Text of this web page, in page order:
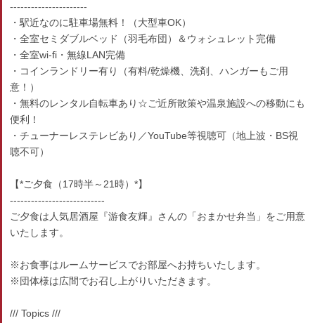
----------------------
・駅近なのに駐車場無料！（大型車OK）
・全室セミダブルベッド（羽毛布団）＆ウォシュレット完備
・全室wi-fi・無線LAN完備
・コインランドリー有り（有料/乾燥機、洗剤、ハンガーもご用
意！）
・無料のレンタル自転車あり☆ご近所散策や温泉施設への移動にも
便利！
・チューナーレステレビあり／YouTube等視聴可（地上波・BS視
聴不可）
【*ご夕食（17時半～21時）*】
---------------------------
ご夕食は人気居酒屋『游食友輝』さんの「おまかせ弁当」をご用意
いたします。
※お食事はルームサービスでお部屋へお持ちいたします。
※団体様は広間でお召し上がりいただきます。
/// Topics ///